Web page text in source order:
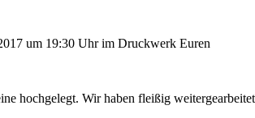
hochgelegt. Wir haben fleißig